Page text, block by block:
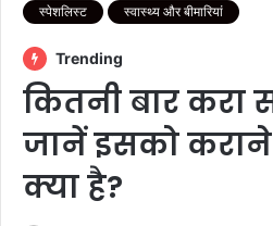
स्पेशलिस्ट
स्वास्थ्य और बीमारियां
Trending
कितनी बार करा
जानें इसको कराने
क्या है?